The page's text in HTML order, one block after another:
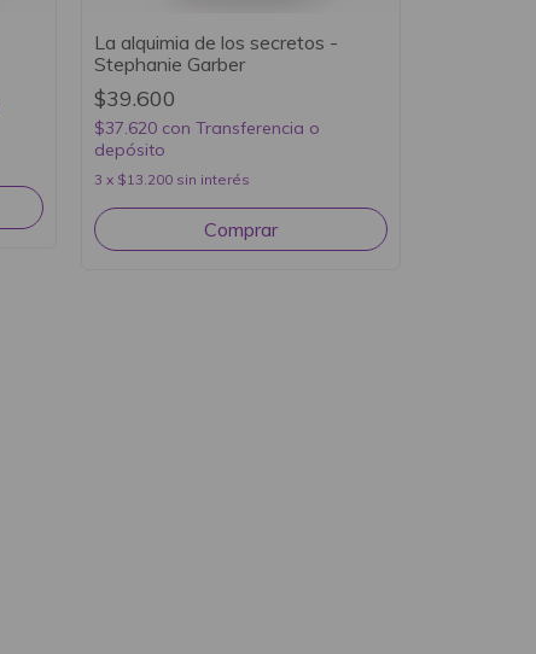
La alquimia de los secretos -
Stephanie Garber
$39.600
$37.620 con Transferencia o
depósito
3 x $13.200 sin interés